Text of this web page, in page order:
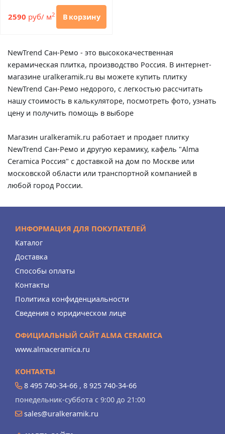
2590 руб/ м2 В корзину
NewTrend Сан-Ремо - это высококачественная
керамическая плитка, производство Россия. В интернет-
магазине uralkeramik.ru вы можете купить плитку
NewTrend Сан-Ремо недорого, с легкостью рассчитать
нашу стоимость в калькуляторе, посмотреть фото, узнать
цену и получить помощь в выборе
Магазин uralkeramik.ru работает и продает плитку
NewTrend Сан-Ремо и другую керамику, кафель "Alma
Ceramica Россия" с доставкой на дом по Москве или
московской области или транспортной компанией в
любой город России.
ИНФОРМАЦИЯ ДЛЯ ПОКУПАТЕЛЕЙ
Каталог
Доставка
Способы оплаты
Контакты
Политика конфиденциальности
Сведения о юридическом лице
ОФИЦИАЛЬНЫЙ САЙТ ALMA CERAMICA
www.almaceramica.ru
КОНТАКТЫ
8 495 740-34-66 , 8 925 740-34-66
понедельник-суббота с 9:00 до 21:00
sales@uralkeramik.ru